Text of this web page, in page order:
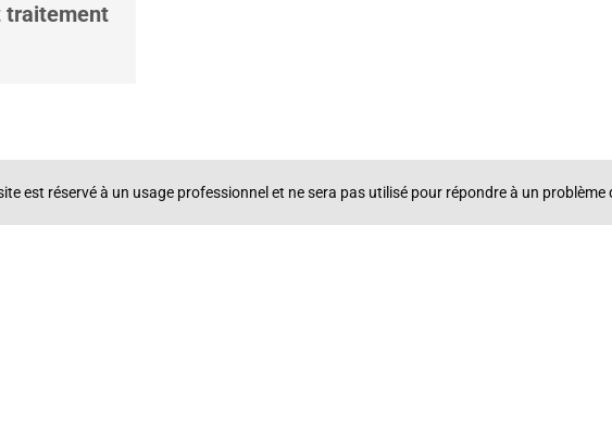
traitement
est réservé à un usage professionnel et ne sera pas utilisé pour répondre à un